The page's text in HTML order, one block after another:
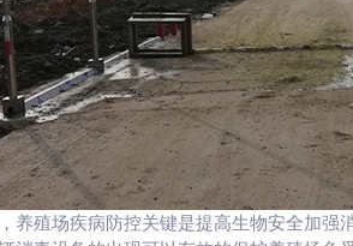
养殖场疾病防控关键是提高生物安全加